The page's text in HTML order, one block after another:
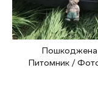
Пошкоджена
Питомник /